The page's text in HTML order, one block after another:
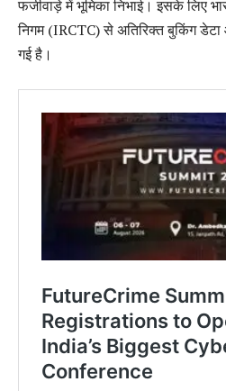
फर्जीवाड़े में भूमिका निभाई। इसके लिए
निगम (IRCTC) से अतिरिक्त बुकिंग डेटा
गई है।